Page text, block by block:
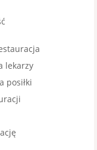
lekarzy
posiłki